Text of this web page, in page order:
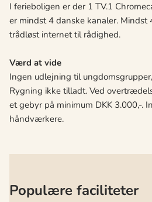
I ferieboligen er der 1 TV.1
er mindst 4 danske kanaler. Mindst
trådløst internet til rådighed.
Værd at vide
Ingen udlejning til
Rygning ikke tilladt. Ved
et gebyr på minimum DKK 3.000,-.
håndværkere.
Populære faciliteter